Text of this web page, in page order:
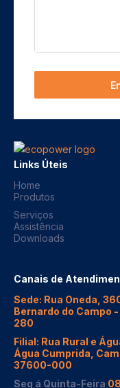
Links Úteis
Home
Produtos
Serviços
Assistência
Downloads
Canais de
Sede: Rua Oneda,
Bernardo do Campo
280
Filial: Rua Rural e
Água Cumprida,
37600-000
Seg á Quinta-Feira